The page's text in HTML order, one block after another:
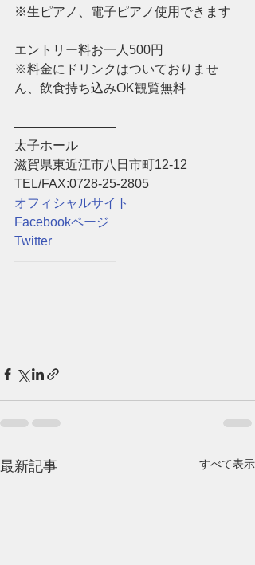
※生ピアノ、電子ピアノ使用できます
エントリー料お一人500円
※料金にドリンクはついておりませ
ん、飲食持ち込みOK観覧無料
————————
太子ホール
滋賀県東近江市八日市町12-12
TEL/FAX:0728-25-2805
オフィシャルサイト
Facebookページ
Twitter
――――――――
最新記事 すべて表示